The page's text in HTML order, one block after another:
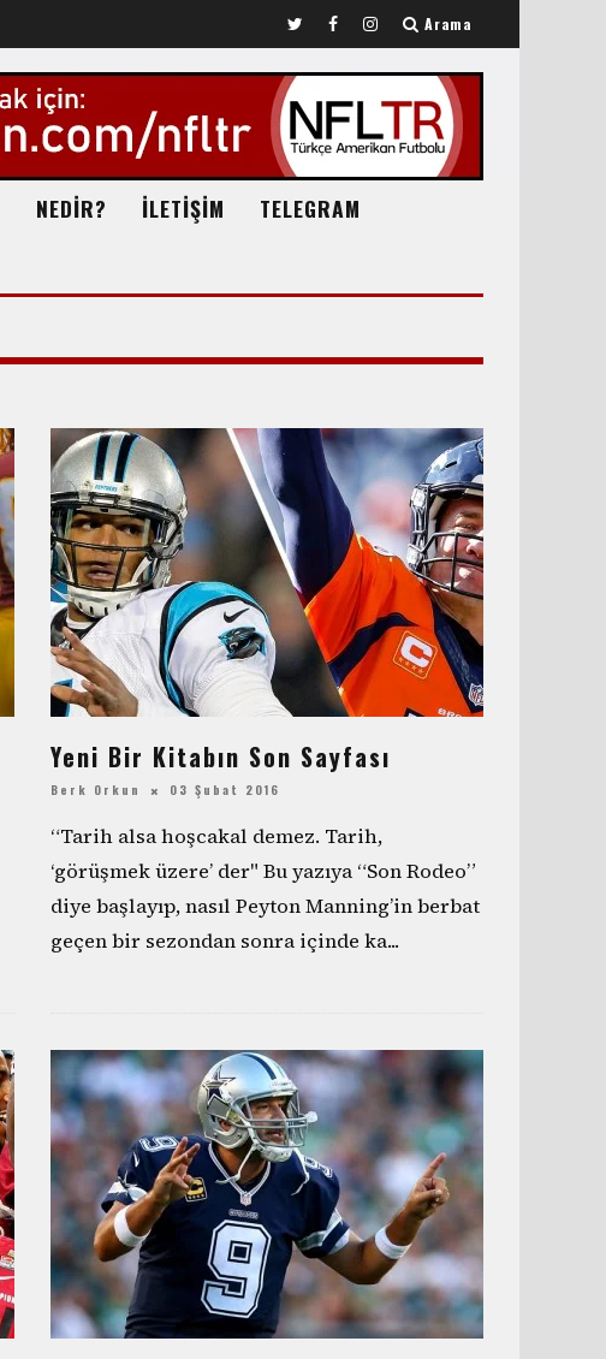
Arama
NEDİR? İLETİŞİM
TELEGRAM
Yeni Bir Kitabın Son Sayfası
Berk Orkun 03 Şubat 2016
“Tarih alsa hoşcakal demez. Tarih,
‘görüşmek üzere’ der" Bu yazıya “Son Rodeo”
diye başlayıp, nasıl Peyton Manning’in berbat
geçen bir sezondan sonra içinde ka...